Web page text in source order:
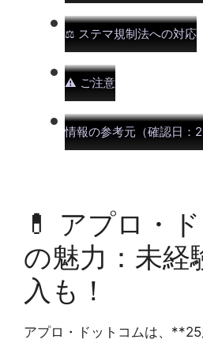
⚖️ ステマ規制法への対応
⚠️ ご注意
情報の参考元（確認日：
💊
アプロ・
の魅力：未経
入も！
アプロ・ドットコムは、